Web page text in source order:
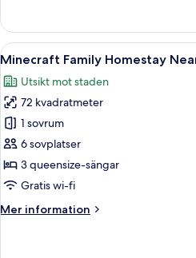
Lego
Family
Homestay
Legoland
w
Slide
Öppna
alla
foton
för
Minecraft
Family
Homestay
Near
w
17
Minecraft Family Homestay
Utsikt mot staden
72 kvadratmeter
1 sovrum
6 sovplatser
3 queensize-sängar
Gratis wi-fi
Mer information
Mer